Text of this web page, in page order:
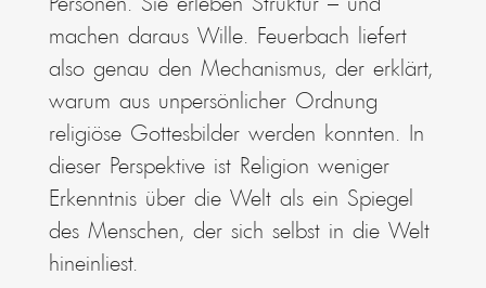
machen daraus Wille. Feuerbach liefert
also genau den Mechanismus, der erklärt,
warum aus unpersönlicher Ordnung
religiöse Gottesbilder werden konnten. In
dieser Perspektive ist Religion weniger
Erkenntnis über die Welt als ein Spiegel
des Menschen, der sich selbst in die Welt
hineinliest.